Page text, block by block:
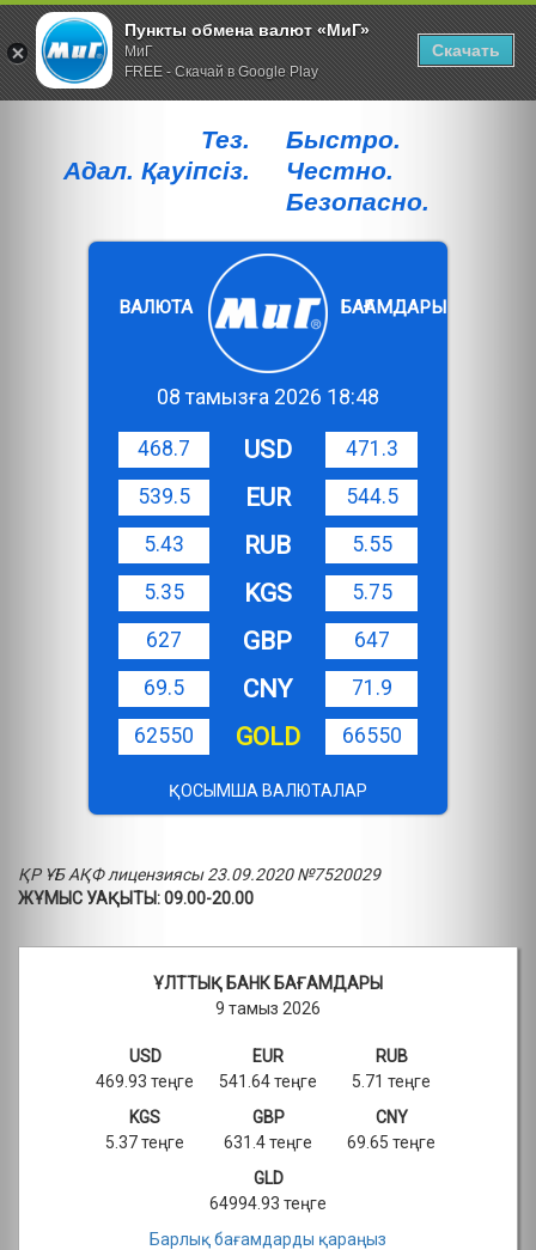
Тез.
Адал. Қауiпсiз.
Быстро.
Честно.
Безопасно.
ВАЛЮТА БАҒАМДАРЫ
08 тамызға 2026 18:48
468.7 USD
471.3
539.5
EUR
544.5
5.43
RUB
5.55
5.35
KGS
5.75
627
GBP
647
69.5
CNY
71.9
62550
GOLD 66550
ҚОСЫМША ВАЛЮТАЛАР
ҚР ҰБ АҚФ лицензиясы 23.09.2020 №7520029
ЖҰМЫС УАҚЫТЫ: 09.00-20.00
ҰЛТТЫҚ БАНК БАҒАМДАРЫ
9 тамыз 2026
USD
469.93 теңге
EUR
541.64 теңге
RUB
5.71 теңге
KGS
5.37 теңге
GBP
631.4 теңге
CNY
69.65 теңге
GLD
64994.93 теңге
Барлық бағамдарды қараңыз
Пункты обмена валют «МиГ»
МиГ
FREE - Скачай в Google Play
Скачать